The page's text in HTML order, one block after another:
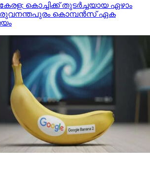
കൊച്ചിക്ക് തുടര്‍ച്ചയായ ഏഴാം
കൊമ്പന്‍സ് ഏക